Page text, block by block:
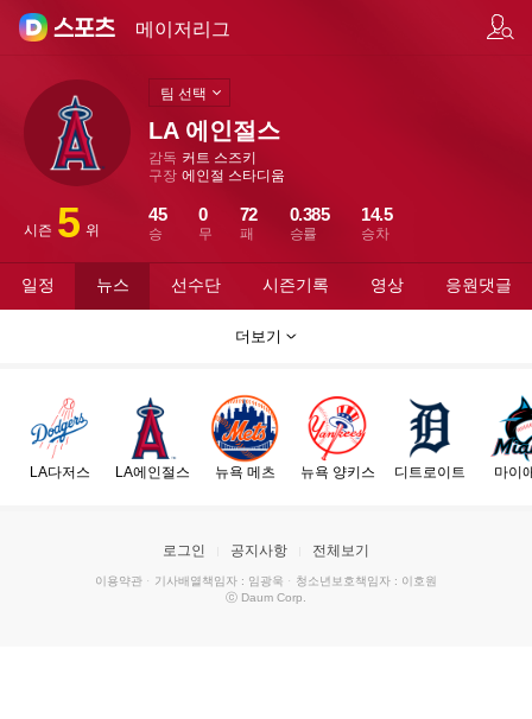
메이저리그
LA 에인절스
감독 커트 스즈키
구장 에인절 스타디움
시즌 5 위 승
45
무
0
패
72
승률
0.385
승차
14.5
팀 선택
일정 뉴스 선수단 시즌기록 영상 응원댓글
더보기
LA다저스 LA에인절스 뉴욕 메츠 뉴욕 양키스 디트로이트 마이
로그인 공지사항 전체보기
이용약관 · 기사배열책임자 : 임광욱 · 청소년보호책임자 : 이호원
ⓒ Daum Corp.